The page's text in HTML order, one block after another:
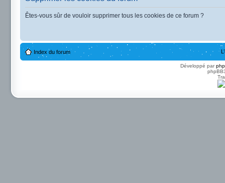
Êtes-vous sûr de vouloir supprimer tous les cookies de ce forum ?
Index du forum
Développé par